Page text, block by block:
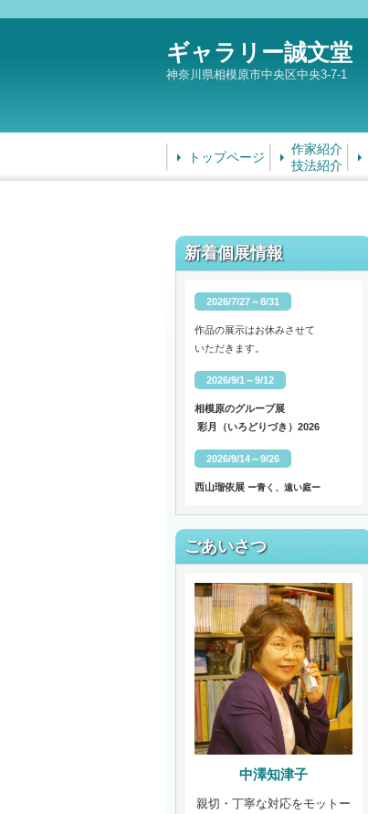
ギャラリー誠文堂
神奈川県相模原市中央区中央3-7-1
トップページ
作家紹介
技法紹介
新着個展情報
2026/7/27～8/31
作品の展示はお休みさせて
いただきます。
2026/9/1～9/12
相模原のグループ展
彩月（いろどりづき）2026
2026/9/14～9/26
西山瑠依展 ー青く、遠い庭ー
ごあいさつ
中澤知津子
親切・丁寧な対応をモットー